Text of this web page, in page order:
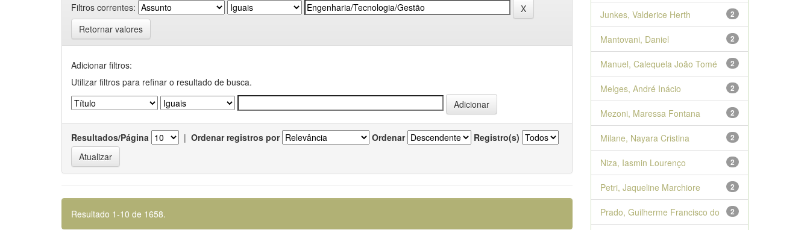
Filtros correntes:
Retornar valores
Adicionar filtros:
Utilizar filtros para refinar o resultado de busca.
Resultados/Página | Ordenar registros por Ordenar Registro(s)
Resultado 1-10 de 1658.
2
Junkes, Valderice Herth
2
Mantovani, Daniel
2
Manuel, Calequela João Tomé
2
Melges, André Inácio
2
Mezoni, Maressa Fontana
2
Milane, Nayara Cristina
2
Niza, Iasmin Lourenço
2
Petri, Jaqueline Marchiore
2
Prado, Guilherme Francisco do